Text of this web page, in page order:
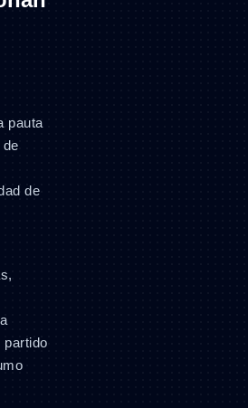
pauta
de
partido